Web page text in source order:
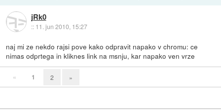
jRk0
:: 11. jun 2010, 15:27
naj mi ze nekdo rajsi pove kako odpravit napako v chromu: ce
nimas odprtega in kliknes link na msnju, kar napako ven vrze
« 1 2 »